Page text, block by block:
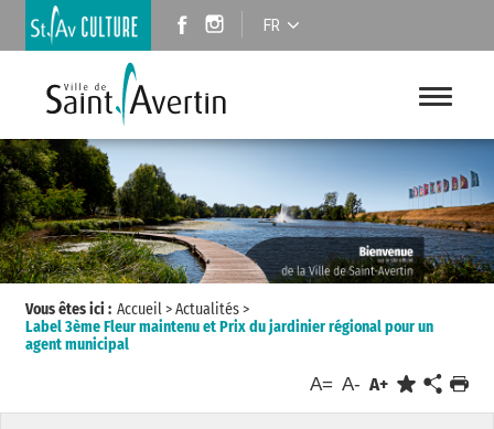
FR
Vous êtes ici : Accueil>Actualités>
Label 3ème Fleur maintenu et Prix du jardinier régional pour un
agent municipal
A= A- A+